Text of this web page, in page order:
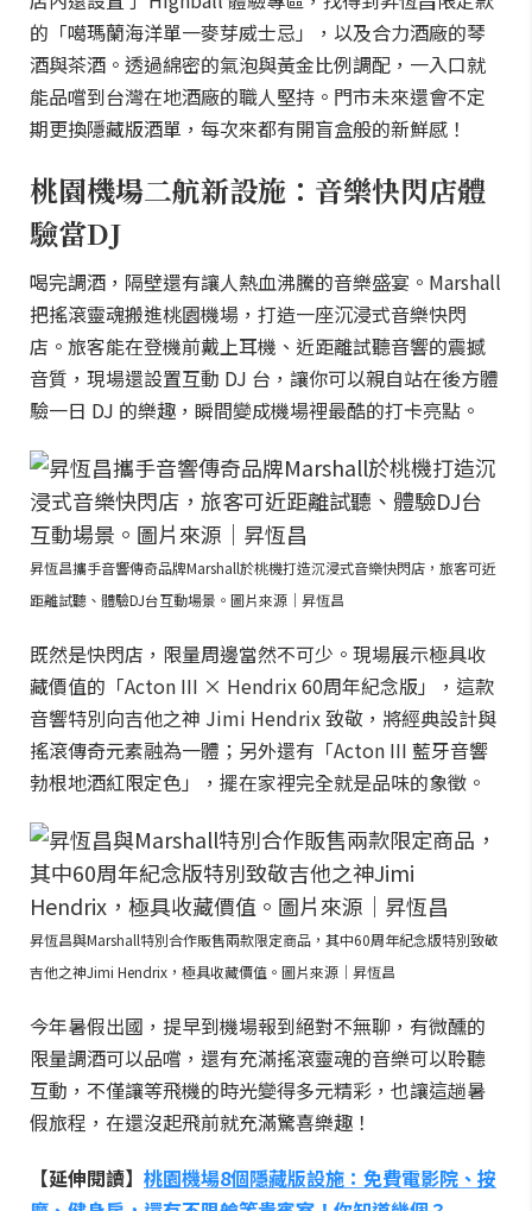
的「噶瑪蘭海洋單一麥芽威士忌」，以及合力酒廠的琴
酒與茶酒。透過綿密的氣泡與黃金比例調配，一入口就
能品嚐到台灣在地酒廠的職人堅持。門市未來還會不定
期更換隱藏版酒單，每次來都有開盲盒般的新鮮感！
桃園機場二航新設施：音樂快閃店體
驗當DJ
喝完調酒，隔壁還有讓人熱血沸騰的音樂盛宴。Marshall
把搖滾靈魂搬進桃園機場，打造一座沉浸式音樂快閃
店。旅客能在登機前戴上耳機、近距離試聽音響的震撼
音質，現場還設置互動 DJ 台，讓你可以親自站在後方體
驗一日 DJ 的樂趣，瞬間變成機場裡最酷的打卡亮點。
昇恆昌攜手音響傳奇品牌Marshall於桃機打造沉浸式音樂快閃店，旅客可近
距離試聽、體驗DJ台互動場景。圖片來源｜昇恆昌
既然是快閃店，限量周邊當然不可少。現場展示極具收
藏價值的「Acton III × Hendrix 60周年紀念版」，這款
音響特別向吉他之神 Jimi Hendrix 致敬，將經典設計與
搖滾傳奇元素融為一體；另外還有「Acton III 藍牙音響
勃根地酒紅限定色」，擺在家裡完全就是品味的象徵。
昇恆昌與Marshall特別合作販售兩款限定商品，其中60周年紀念版特別致敬
吉他之神Jimi Hendrix，極具收藏價值。圖片來源｜昇恆昌
今年暑假出國，提早到機場報到絕對不無聊，有微醺的
限量調酒可以品嚐，還有充滿搖滾靈魂的音樂可以聆聽
互動，不僅讓等飛機的時光變得多元精彩，也讓這趟暑
假旅程，在還沒起飛前就充滿驚喜樂趣！
【延伸閱讀】 桃園機場8個隱藏版設施：免費電影院、按